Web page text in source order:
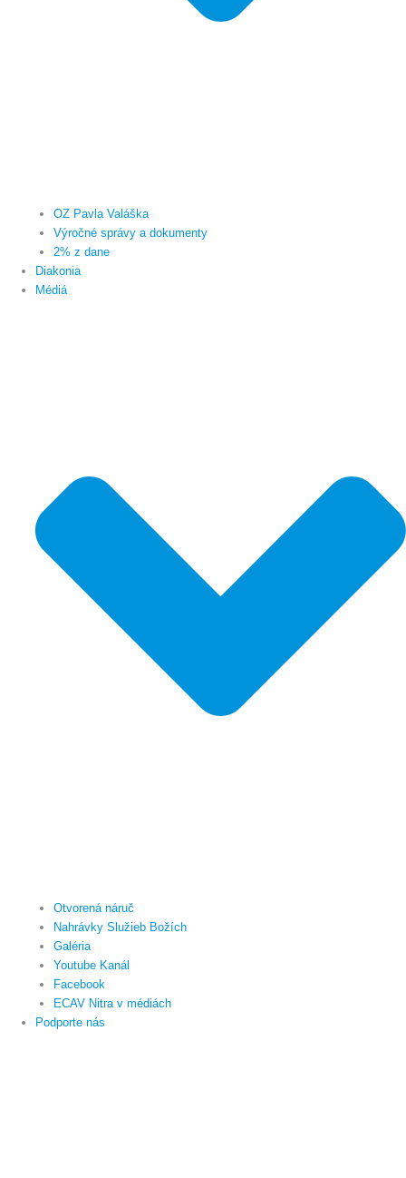
OZ Pavla Valáška
Výročné správy a dokumenty
2% z dane
Diakonia
Médiá
Otvorená náruč
Nahrávky Služieb Božích
Galéria
Youtube Kanál
Facebook
ECAV Nitra v médiách
Podporte nás